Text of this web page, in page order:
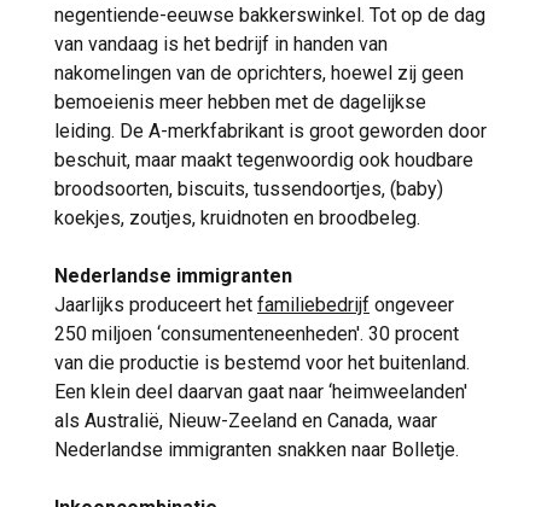
negentiende-eeuwse bakkerswinkel. Tot op de dag
van vandaag is het bedrijf in handen van
nakomelingen van de oprichters, hoewel zij geen
bemoeienis meer hebben met de dagelijkse
leiding. De A-merkfabrikant is groot geworden door
beschuit, maar maakt tegenwoordig ook houdbare
broodsoorten, biscuits, tussendoortjes, (baby)
koekjes, zoutjes, kruidnoten en broodbeleg.
Nederlandse immigranten
Jaarlijks produceert het familiebedrijf ongeveer
250 miljoen ‘consumenteneenheden'. 30 procent
van die productie is bestemd voor het buitenland.
Een klein deel daarvan gaat naar ‘heimweelanden'
als Australië, Nieuw-Zeeland en Canada, waar
Nederlandse immigranten snakken naar Bolletje.